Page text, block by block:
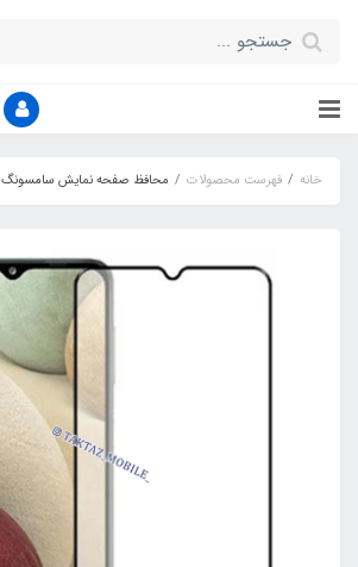
خانه فهرست محصولات محافظ صفحه نمایش سامسونگ Samsung A12